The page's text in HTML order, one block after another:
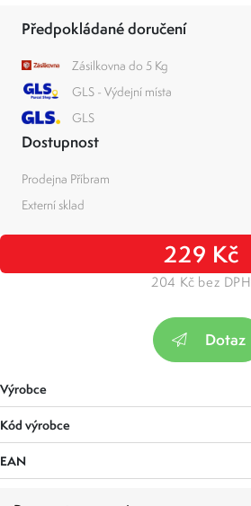
Předpokládané doručení
Zásilkovna do 5 Kg
GLS - Výdejní místa
GLS
Dostupnost
Prodejna Příbram
Externí sklad
229 Kč
204 Kč bez DPH
Dotaz
Výrobce
Kód výrobce
EAN